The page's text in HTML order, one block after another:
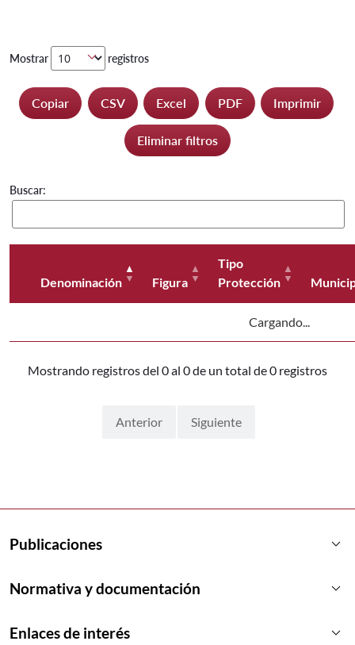
Mostrar registros
Copiar CSV Excel PDF Imprimir
Eliminar filtros
Buscar:
Denominación Figura
Tipo
Protección
Cargando...
Mostrando registros del 0 al 0 de un total de 0 registros
Anterior Siguiente
Publicaciones keyboard_arrow_down
Normativa y documentación keyboard_arrow_down
Enlaces de interés keyboard_arrow_down